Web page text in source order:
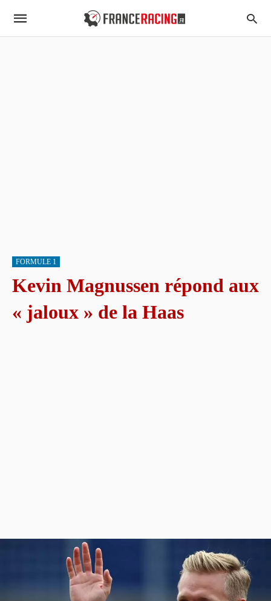
FORMULE 1
Kevin Magnussen répond aux
« jaloux » de la Haas